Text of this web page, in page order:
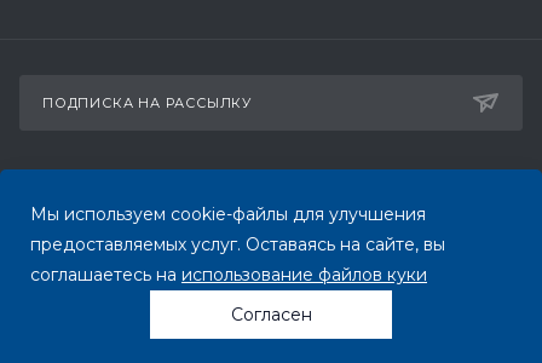
ПОДПИСКА НА РАССЫЛКУ
ЗАКАЗАТЬ ЗВОНОК
info@nvprint.ru
109029, г. Москва, ул. Скотопрогонная, д. 27/26,
Мы используем cookie-файлы для улучшения
предоставляемых услуг. Оставаясь на сайте, вы
соглашаетесь на использование файлов куки
Согласен